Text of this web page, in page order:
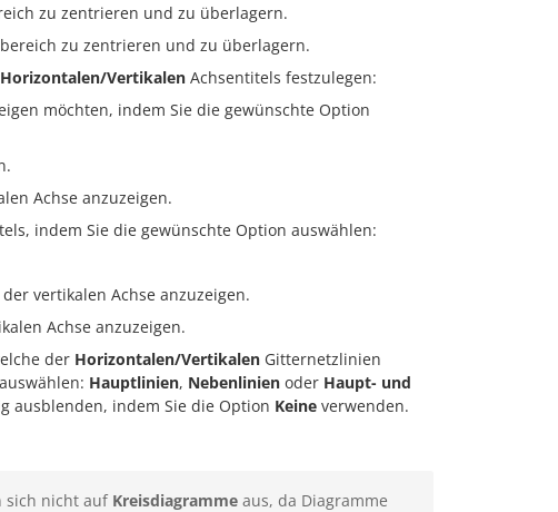
zu zentrieren und zu überlagern.
zu zentrieren und zu überlagern.
Horizontalen/Vertikalen Achsentitels festzulegen:
möchten, indem Sie die gewünschte Option
Achse anzuzeigen.
indem Sie die gewünschte Option auswählen:
vertikalen Achse anzuzeigen.
Achse anzuzeigen.
der Horizontalen/Vertikalen Gitternetzlinien
Hauptlinien, Nebenlinien oder Haupt- und
ausblenden, indem Sie die Option Keine verwenden.
sich nicht auf Kreisdiagramme aus, da Diagramme